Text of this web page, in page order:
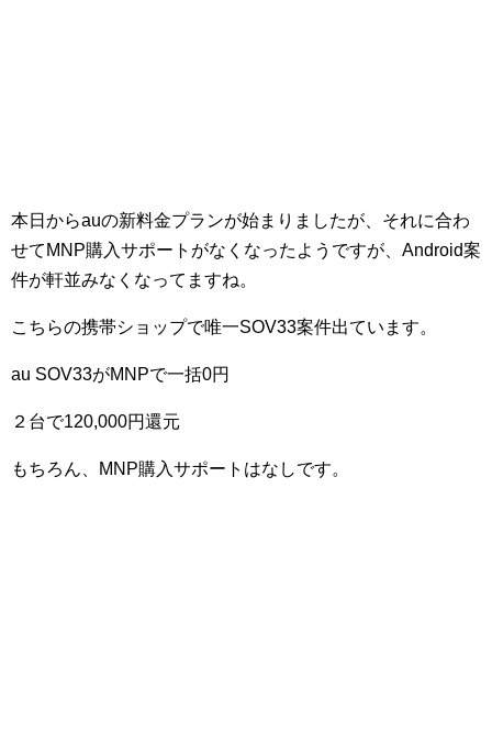
本日からauの新料金プランが始まりましたが、それに合わ
せてMNP購入サポートがなくなったようですが、Android案
件が軒並みなくなってますね。
こちらの携帯ショップで唯一SOV33案件出ています。
au SOV33がMNPで一括0円
２台で120,000円還元
もちろん、MNP購入サポートはなしです。